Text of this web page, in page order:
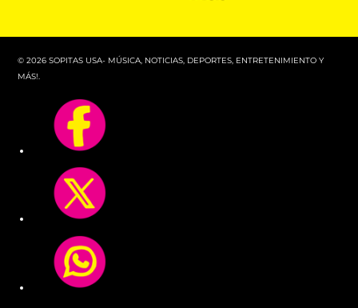
© 2026 SOPITAS USA- MÚSICA, NOTICIAS, DEPORTES, ENTRETENIMIENTO Y
MÁS!.